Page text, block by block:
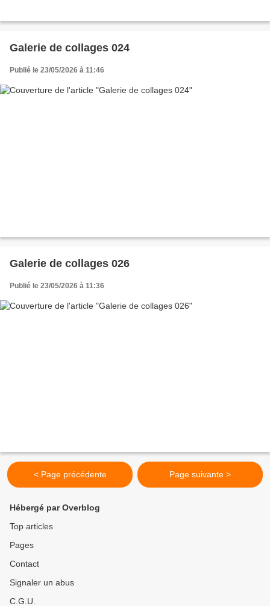
Galerie de collages 024
Publié le 23/05/2026 à 11:46
Galerie de collages 026
Publié le 23/05/2026 à 11:36
< Page précédente Page suivante >
Hébergé par Overblog
Top articles
Pages
Contact
Signaler un abus
C.G.U.